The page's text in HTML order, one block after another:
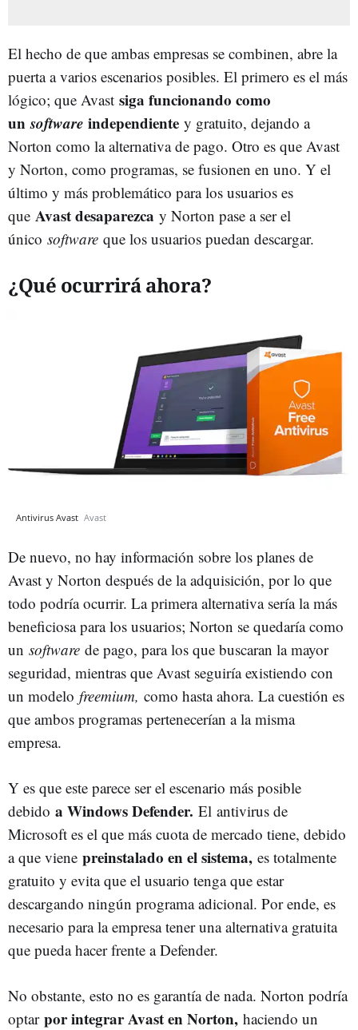
El hecho de que ambas empresas se combinen, abre la
puerta a varios escenarios posibles. El primero es el más
lógico; que Avast siga funcionando como
unsoftware independiente y gratuito, dejando a
Norton como la alternativa de pago. Otro es que Avast
y Norton, como programas, se fusionen en uno. Y el
último y más problemático para los usuarios es
que Avast desaparezca y Norton pase a ser el
único software que los usuarios puedan descargar.
¿Qué ocurrirá ahora?
Antivirus Avast Avast
De nuevo, no hay información sobre los planes de
Avast y Norton después de la adquisición, por lo que
todo podría ocurrir. La primera alternativa sería la más
beneficiosa para los usuarios; Norton se quedaría como
un software de pago, para los que buscaran la mayor
seguridad, mientras que Avast seguiría existiendo con
un modelo freemium, como hasta ahora. La cuestión es
que ambos programas pertenecerían a la misma
empresa.
Y es que este parece ser el escenario más posible
debido a Windows Defender. El antivirus de
Microsoft es el que más cuota de mercado tiene, debido
a que viene preinstalado en el sistema, es totalmente
gratuito y evita que el usuario tenga que estar
descargando ningún programa adicional. Por ende, es
necesario para la empresa tener una alternativa gratuita
que pueda hacer frente a Defender.
No obstante, esto no es garantía de nada. Norton podría
optar por integrar Avast en Norton, haciendo un